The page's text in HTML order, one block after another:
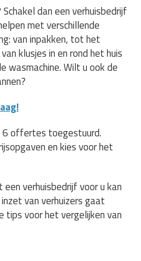
dan een verhuisbedrijf
met verschillende
van inpakken, tot het
klusjes in en rond het huis
wasmachine. Wilt u ook de
offertes toegestuurd.
en kies voor het
verhuisbedrijf voor u kan
van verhuizers gaat
tips voor het vergelijken van